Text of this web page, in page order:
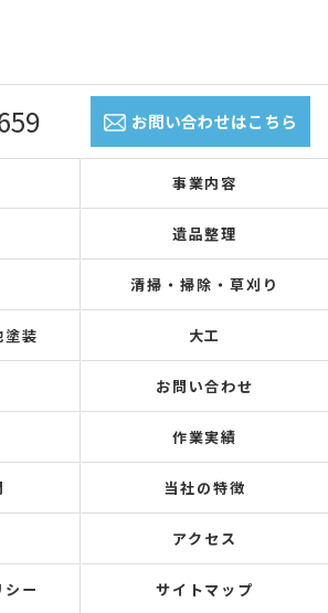
お問い合わせはこちら
事業内容
遺品整理
清掃・掃除・草刈り
塗装 大工
お問い合わせ
作業実績
当社の特徴
アクセス
ー サイトマップ